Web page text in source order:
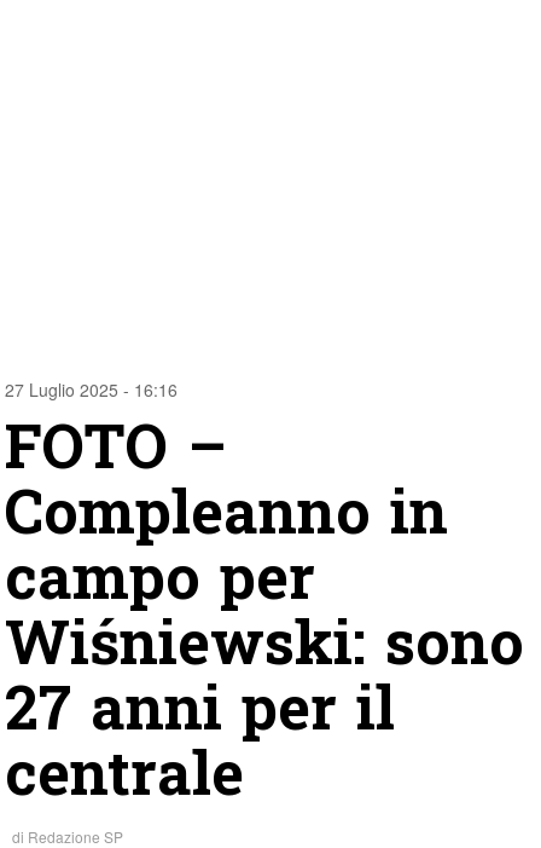
27 Luglio 2025 - 16:16
FOTO –
Compleanno in
campo per
Wiśniewski: sono
27 anni per il
centrale
di Redazione SP